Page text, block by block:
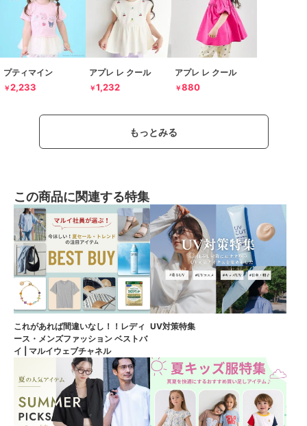
プティマイン
￥2,233
アプレ レ クール
￥1,232
アプレ レ クール
￥880
もっとみる
この商品に関連する特集
これがあれば間違いなし！！レディ
ース・メンズファッション ベストバ
イ | マルイウェブチャネル
UV対策特集